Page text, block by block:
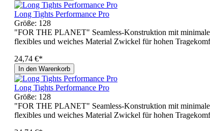
Long Tights Performance Pro
Größe: 128
"FOR THE PLANET" Seamless-Konstruktion mit
flexibles und weiches Material Zwickel für hohen
24,74 €*
In den Warenkorb
Long Tights Performance Pro
Größe: 128
"FOR THE PLANET" Seamless-Konstruktion mit
flexibles und weiches Material Zwickel für hohen